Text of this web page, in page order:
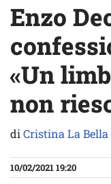
Enzo
«Un
non
diCristina La Bella
10/02/2021 19:20